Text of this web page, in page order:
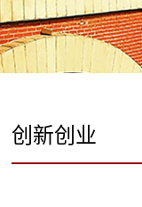
创新创业